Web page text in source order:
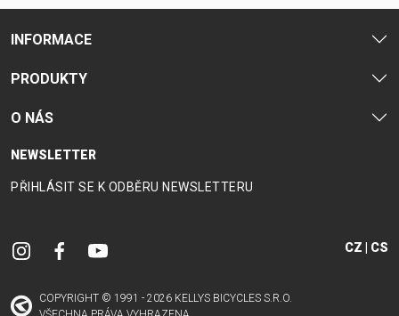
INFORMACE
PRODUKTY
O NÁS
NEWSLETTER
PŘIHLÁSIT SE K ODBĚRU NEWSLETTERU
CZ | CS
COPYRIGHT © 1991 - 2026 KELLYS BICYCLES S.R.O.